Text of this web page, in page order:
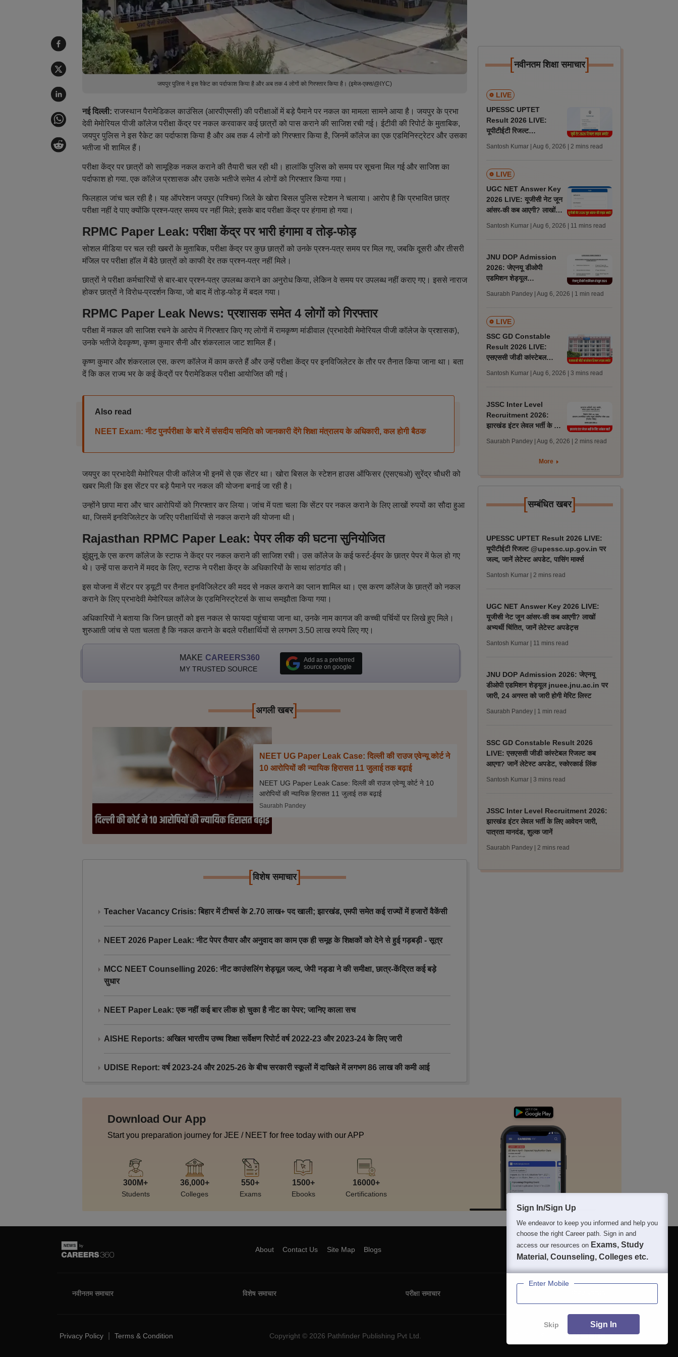
जयपुर पुलिस ने इस रैकेट का पर्दाफाश किया है और अब तक 4 लोगों को गिरफ्तार किया है। (इमेज-एक्स/@IYC)
नई दिल्ली: राजस्थान पैरामेडिकल काउंसिल (आरपीएमसी) की परीक्षाओं में बड़े पैमाने पर नकल का मामला सामने आया है। जयपुर के प्रभा
देवी मेमोरियल पीजी कॉलेज परीक्षा केंद्र पर नकल करवाकर कई छात्रों को पास कराने की साजिश रची गई। ईटीवी की रिपोर्ट के मुताबिक,
जयपुर पुलिस ने इस रैकेट का पर्दाफाश किया है और अब तक 4 लोगों को गिरफ्तार किया है, जिनमें कॉलेज का एक एडमिनिस्ट्रेटर और उसका
भतीजा भी शामिल हैं।
परीक्षा केंद्र पर छात्रों को सामूहिक नकल कराने की तैयारी चल रही थी। हालांकि पुलिस को समय पर सूचना मिल गई और साजिश का
पर्दाफाश हो गया. एक कॉलेज प्रशासक और उसके भतीजे समेत 4 लोगों को गिरफ्तार किया गया।
फिलहाल जांच चल रही है। यह ऑपरेशन जयपुर (पश्चिम) जिले के खोरा बिसल पुलिस स्टेशन ने चलाया। आरोप है कि प्रभावित छात्र
परीक्षा नहीं दे पाए क्योंकि प्रश्न-पत्र समय पर नहीं मिले; इसके बाद परीक्षा केंद्र पर हंगामा हो गया।
RPMC Paper Leak: परीक्षा केंद्र पर भारी हंगामा व तोड़-फोड़
सोशल मीडिया पर चल रही खबरों के मुताबिक, परीक्षा केंद्र पर कुछ छात्रों को उनके प्रश्न-पत्र समय पर मिल गए, जबकि दूसरी और तीसरी
मंजिल पर परीक्षा हॉल में बैठे छात्रों को काफी देर तक प्रश्न-पत्र नहीं मिले।
छात्रों ने परीक्षा कर्मचारियों से बार-बार प्रश्न-पत्र उपलब्ध कराने का अनुरोध किया, लेकिन वे समय पर उपलब्ध नहीं कराए गए। इससे नाराज
होकर छात्रों ने विरोध-प्रदर्शन किया, जो बाद में तोड़-फोड़ में बदल गया।
RPMC Paper Leak News: प्रशासक समेत 4 लोगों को गिरफ्तार
परीक्षा में नकल की साजिश रचने के आरोप में गिरफ्तार किए गए लोगों में रामकृष्ण मांडीवाल (प्रभादेवी मेमोरियल पीजी कॉलेज के प्रशासक),
उनके भतीजे देवकृष्ण, कृष्ण कुमार सैनी और शंकरलाल जाट शामिल हैं।
कृष्ण कुमार और शंकरलाल एस. करण कॉलेज में काम करते हैं और उन्हें परीक्षा केंद्र पर इनविजिलेटर के तौर पर तैनात किया जाना था। बता
दें कि कल राज्य भर के कई केंद्रों पर पैरामेडिकल परीक्षा आयोजित की गई।
Also read
NEET Exam: नीट पुनर्परीक्षा के बारे में संसदीय समिति को जानकारी देंगे शिक्षा मंत्रालय के अधिकारी, कल होगी बैठक
जयपुर का प्रभादेवी मेमोरियल पीजी कॉलेज भी इनमें से एक सेंटर था। खोरा बिसल के स्टेशन हाउस ऑफिसर (एसएचओ) सुरेंद्र चौधरी को
खबर मिली कि इस सेंटर पर बड़े पैमाने पर नकल की योजना बनाई जा रही है।
उन्होंने छापा मारा और चार आरोपियों को गिरफ्तार कर लिया। जांच में पता चला कि सेंटर पर नकल कराने के लिए लाखों रुपयों का सौदा हुआ
था, जिसमें इनविजिलेटर के जरिए परीक्षार्थियों से नकल कराने की योजना थी।
Rajasthan RPMC Paper Leak: पेपर लीक की घटना सुनियोजित
झुंझुनू के एस करण कॉलेज के स्टाफ ने केंद्र पर नकल कराने की साजिश रची। उस कॉलेज के कई फर्स्ट-ईयर के छात्र पेपर में फेल हो गए
थे। उन्हें पास कराने में मदद के लिए, स्टाफ ने परीक्षा केंद्र के अधिकारियों के साथ सांठगांठ की।
इस योजना में सेंटर पर ड्यूटी पर तैनात इनविजिलेटर की मदद से नकल कराने का प्लान शामिल था। एस करण कॉलेज के छात्रों को नकल
कराने के लिए प्रभादेवी मेमोरियल कॉलेज के एडमिनिस्ट्रेटर्स के साथ समझौता किया गया।
अधिकारियों ने बताया कि जिन छात्रों को इस नकल से फायदा पहुंचाया जाना था, उनके नाम कागज की कच्ची पर्चियों पर लिखे हुए मिले।
शुरुआती जांच से पता चलता है कि नकल कराने के बदले परीक्षार्थियों से लगभग 3.50 लाख रुपये लिए गए।
MAKE CAREERS360
MY TRUSTED SOURCE
Add as a preferred
source on google
[अगली खबर]
NEET UG Paper Leak Case: दिल्ली की राउज एवेन्यू कोर्ट ने
10 आरोपियों की न्यायिक हिरासत 11 जुलाई तक बढ़ाई
NEET UG Paper Leak Case: दिल्ली की राउज एवेन्यू कोर्ट ने 10
आरोपियों की न्यायिक हिरासत 11 जुलाई तक बढ़ाई
Saurabh Pandey
[विशेष समाचार]
Teacher Vacancy Crisis: बिहार में टीचर्स के 2.70 लाख+ पद खाली; झारखंड, एमपी समेत कई राज्यों में हजारों वैकेंसी
NEET 2026 Paper Leak: नीट पेपर तैयार और अनुवाद का काम एक ही समूह के शिक्षकों को देने से हुई गड़बड़ी - सूत्र
MCC NEET Counselling 2026: नीट काउंसलिंग शेड्यूल जल्द, जेपी नड्डा ने की समीक्षा, छात्र-केंद्रित कई बड़े
सुधार
NEET Paper Leak: एक नहीं कई बार लीक हो चुका है नीट का पेपर; जानिए काला सच
AISHE Reports: अखिल भारतीय उच्च शिक्षा सर्वेक्षण रिपोर्ट वर्ष 2022-23 और 2023-24 के लिए जारी
UDISE Report: वर्ष 2023-24 और 2025-26 के बीच सरकारी स्कूलों में दाखिले में लगभग 86 लाख की कमी आई
[नवीनतम शिक्षा समाचार]
LIVE
UPESSC UPTET
Result 2026 LIVE:
यूपीटीईटी रिजल्ट
जल्द, जानें लेटेस्ट अपडेट,
Santosh Kumar | Aug 6, 2026 | 2 mins read
LIVE
UGC NET Answer Key
2026 LIVE: यूजीसी नेट जून
आंसर-की कब आएगी? लाखों
Santosh Kumar | Aug 6, 2026 | 11 mins read
JNU DOP Admission
2026: जेएनयू डीओपी
एडमिशन शेड्यूल
24 अगस्त को जारी होगी मेरिट
Saurabh Pandey | Aug 6, 2026 | 1 min read
LIVE
SSC GD Constable
Result 2026 LIVE:
एसएससी जीडी कांस्टेबल
लेटेस्ट अपडेट, स्कोरकार्ड लिंक
Santosh Kumar | Aug 6, 2026 | 3 mins read
JSSC Inter Level
Recruitment 2026:
झारखंड इंटर लेवल भर्ती के लिए
Saurabh Pandey | Aug 6, 2026 | 2 mins read
More
[सम्बंधित खबर]
UPESSC UPTET Result 2026 LIVE:
यूपीटीईटी रिजल्ट @upessc.up.gov.in पर
जल्द, जानें लेटेस्ट अपडेट, पासिंग मार्क्स
Santosh Kumar | 2 mins read
UGC NET Answer Key 2026 LIVE:
यूजीसी नेट जून आंसर-की कब आएगी? लाखों
अभ्यर्थी चिंतित, जानें लेटेस्ट अपडेट्स
Santosh Kumar | 11 mins read
JNU DOP Admission 2026: जेएनयू
डीओपी एडमिशन शेड्यूल jnuee.jnu.ac.in पर
जारी, 24 अगस्त को जारी होगी मेरिट लिस्ट
Saurabh Pandey | 1 min read
SSC GD Constable Result 2026
LIVE: एसएससी जीडी कांस्टेबल रिजल्ट कब
आएगा? जानें लेटेस्ट अपडेट, स्कोरकार्ड लिंक
Santosh Kumar | 3 mins read
JSSC Inter Level Recruitment 2026:
झारखंड इंटर लेवल भर्ती के लिए आवेदन जारी,
पात्रता मानदंड, शुल्क जानें
Saurabh Pandey | 2 mins read
Download Our App
Start you preparation journey for JEE / NEET for free today with our APP
300M+
Students
36,000+
Colleges
550+
Exams
1500+
Ebooks
16000+
Certifications
About Contact Us Site Map Blogs
नवीनतम समाचार विशेष समाचार परीक्षा समाचार
Privacy Policy Terms & Condition Copyright © 2026 Pathfinder Publishing Pvt Ltd.
Sign In/Sign Up
We endeavor to keep you informed and help you
choose the right Career path. Sign in and
access our resources on Exams, Study
Material, Counseling, Colleges etc.
Enter Mobile
Skip Sign In